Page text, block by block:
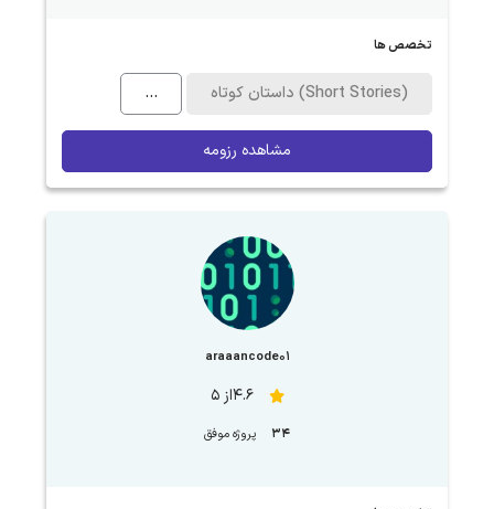
تخصص ها
داستان کوتاه (Short Stories) ...
مشاهده رزومه
araaancode01
4.6از 5
34 پروژه موفق